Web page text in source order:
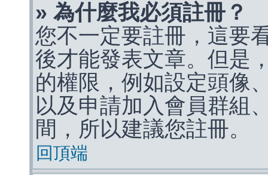
» 為什麼我必須註冊？
您不一定要註冊，這要
後才能發表文章。但是
的權限，例如設定頭像
以及申請加入會員群組
間，所以建議您註冊。
回頂端